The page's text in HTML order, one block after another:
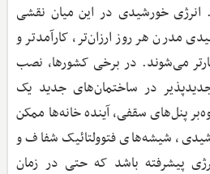
انرژی خورشیدی در این میان نقشی
مدرن هر روز ارزان‌تر، کارآمدتر و
می‌شوند. در برخی کشورها، نصب
در ساختمان‌های جدید یک
پنل‌های سقفی، آینده خانه‌ها ممکن
شیشه‌های فتوولتائیک شفاف و
پیشرفته باشد که حتی در زمان